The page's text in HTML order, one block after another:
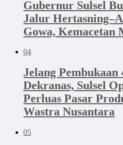
Gubernur Sulsel
Jalur
Gowa, Kemacetan
04
Jelang Pembukaan
Dekranas, Sulsel
Perluas Pasar
Wastra Nusantara
05